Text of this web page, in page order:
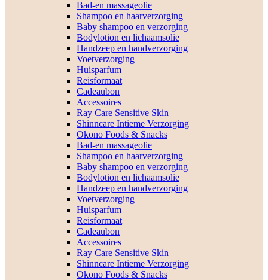
Bad-en massageolie
Shampoo en haarverzorging
Baby shampoo en verzorging
Bodylotion en lichaamsolie
Handzeep en handverzorging
Voetverzorging
Huisparfum
Reisformaat
Cadeaubon
Accessoires
Ray Care Sensitive Skin
Shinncare Intieme Verzorging
Okono Foods & Snacks
Bad-en massageolie
Shampoo en haarverzorging
Baby shampoo en verzorging
Bodylotion en lichaamsolie
Handzeep en handverzorging
Voetverzorging
Huisparfum
Reisformaat
Cadeaubon
Accessoires
Ray Care Sensitive Skin
Shinncare Intieme Verzorging
Okono Foods & Snacks